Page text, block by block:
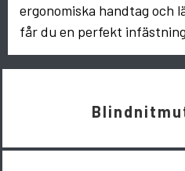
ergonomiska handtag och
får du en perfekt